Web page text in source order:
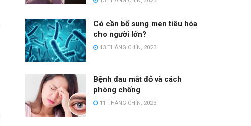
Có cần bổ sung men tiêu hóa
cho người lớn?
13 THÁNG CHÍN, 2023
Bệnh đau mắt đỏ và cách
phòng chống
11 THÁNG CHÍN, 2023